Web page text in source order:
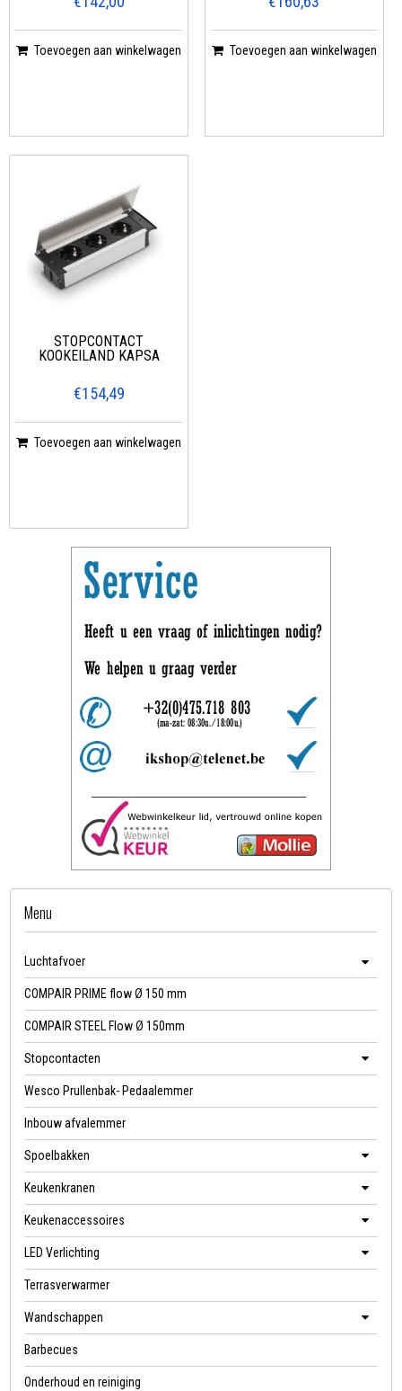
Toevoegen aan winkelwagen Toevoegen aan winkelwagen
STOPCONTACT
KOOKEILAND KAPSA
€154,49
Toevoegen aan winkelwagen
Menu
Luchtafvoer
COMPAIR PRIME flow Ø 150 mm
COMPAIR STEEL Flow Ø 150mm
Stopcontacten
Wesco Prullenbak- Pedaalemmer
Inbouw afvalemmer
Spoelbakken
Keukenkranen
Keukenaccessoires
LED Verlichting
Terrasverwarmer
Wandschappen
Barbecues
Onderhoud en reiniging